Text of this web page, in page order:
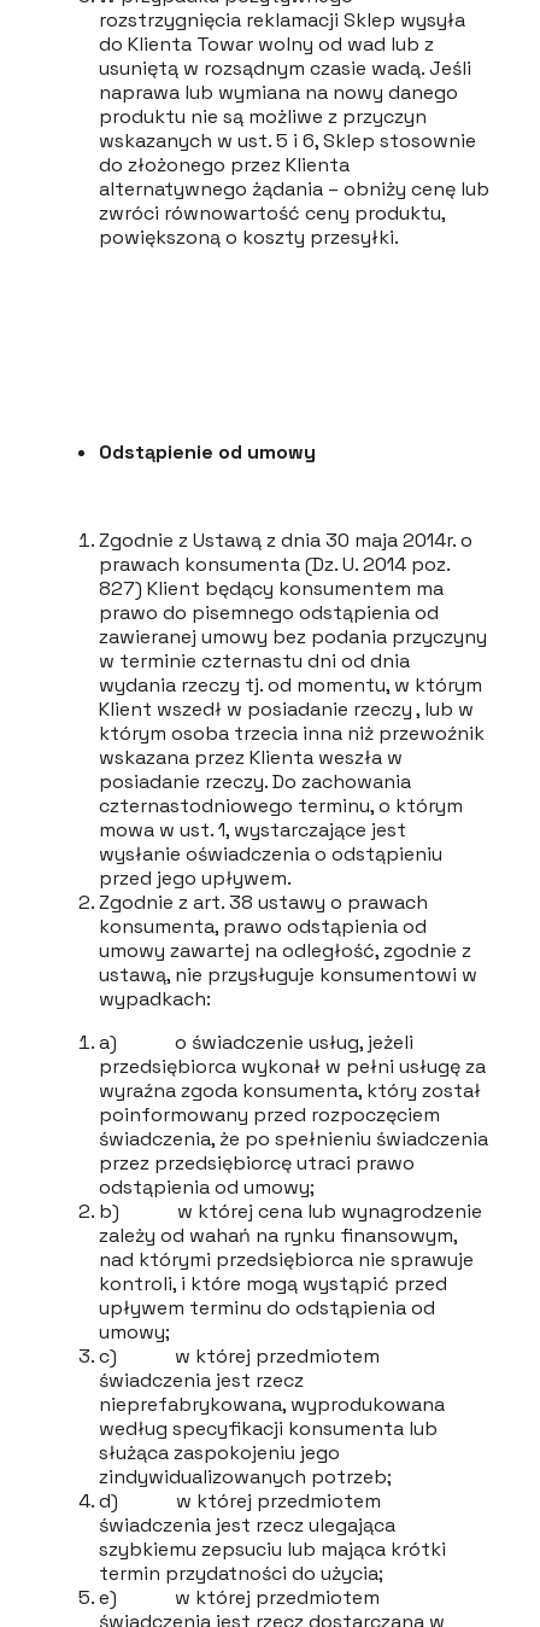
rozstrzygnięcia reklamacji Sklep wysyła
do Klienta Towar wolny od wad lub z
usuniętą w rozsądnym czasie wadą. Jeśli
naprawa lub wymiana na nowy danego
produktu nie są możliwe z przyczyn
wskazanych w ust. 5 i 6, Sklep stosownie
do złożonego przez Klienta
alternatywnego żądania – obniży cenę lub
zwróci równowartość ceny produktu,
powiększoną o koszty przesyłki.
Odstąpienie od umowy
Zgodnie z Ustawą z dnia 30 maja 2014r. o
prawach konsumenta (Dz. U. 2014 poz.
827) Klient będący konsumentem ma
prawo do pisemnego odstąpienia od
zawieranej umowy bez podania przyczyny
w terminie czternastu dni od dnia
wydania rzeczy tj. od momentu, w którym
Klient wszedł w posiadanie rzeczy , lub w
którym osoba trzecia inna niż przewoźnik
wskazana przez Klienta weszła w
posiadanie rzeczy. Do zachowania
czternastodniowego terminu, o którym
mowa w ust. 1, wystarczające jest
wysłanie oświadczenia o odstąpieniu
przed jego upływem.
Zgodnie z art. 38 ustawy o prawach
konsumenta, prawo odstąpienia od
umowy zawartej na odległość, zgodnie z
ustawą, nie przysługuje konsumentowi w
wypadkach:
a) o świadczenie usług, jeżeli
przedsiębiorca wykonał w pełni usługę za
wyraźna zgoda konsumenta, który został
poinformowany przed rozpoczęciem
świadczenia, że po spełnieniu świadczenia
przez przedsiębiorcę utraci prawo
odstąpienia od umowy;
b) w której cena lub wynagrodzenie
zależy od wahań na rynku finansowym,
nad którymi przedsiębiorca nie sprawuje
kontroli, i które mogą wystąpić przed
upływem terminu do odstąpienia od
umowy;
c) w której przedmiotem
świadczenia jest rzecz
nieprefabrykowana, wyprodukowana
według specyfikacji konsumenta lub
służąca zaspokojeniu jego
zindywidualizowanych potrzeb;
d) w której przedmiotem
świadczenia jest rzecz ulegająca
szybkiemu zepsuciu lub mająca krótki
termin przydatności do użycia;
e) w której przedmiotem
świadczenia jest rzecz dostarczana w